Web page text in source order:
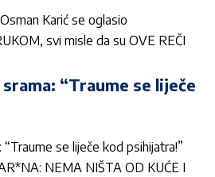
Karić se oglasio
svi misle da su OVE REČI
“Traume se liječe
se liječe kod psihijatra!”
NEMA NIŠTA OD KUĆE I